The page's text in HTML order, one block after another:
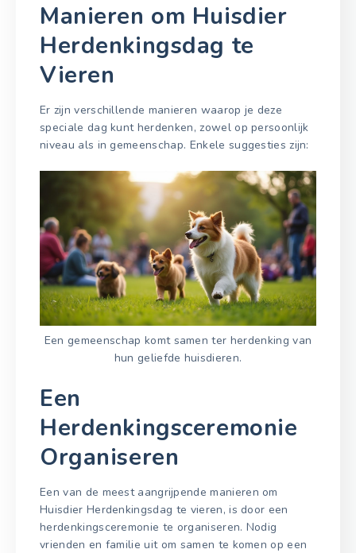
Manieren om Huisdier
Herdenkingsdag te
Vieren
Er zijn verschillende manieren waarop je deze
speciale dag kunt herdenken, zowel op persoonlijk
niveau als in gemeenschap. Enkele suggesties zijn:
Een gemeenschap komt samen ter herdenking van
hun geliefde huisdieren.
Een
Herdenkingsceremonie
Organiseren
Een van de meest aangrijpende manieren om
Huisdier Herdenkingsdag te vieren, is door een
herdenkingsceremonie te organiseren. Nodig
vrienden en familie uit om samen te komen op een